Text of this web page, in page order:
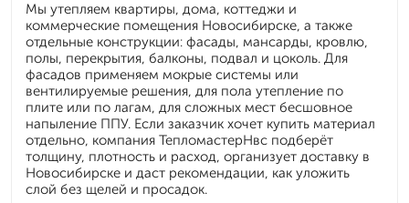
Мы утепляем квартиры, дома, коттеджи и
коммерческие помещения Новосибирске, а также
отдельные конструкции: фасады, мансарды, кровлю,
полы, перекрытия, балконы, подвал и цоколь. Для
фасадов применяем мокрые системы или
вентилируемые решения, для пола утепление по
плите или по лагам, для сложных мест бесшовное
напыление ППУ. Если заказчик хочет купить материал
отдельно, компания ТепломастерНвс подберёт
толщину, плотность и расход, организует доставку в
Новосибирске и даст рекомендации, как уложить
слой без щелей и просадок.